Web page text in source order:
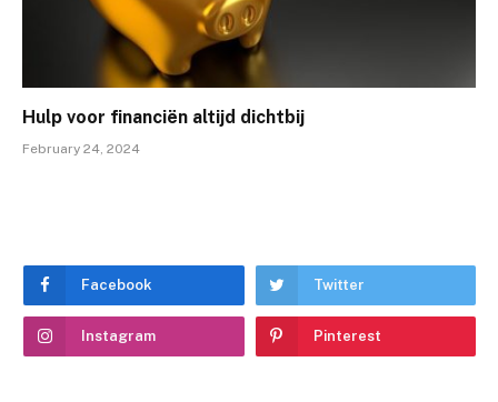
Hulp voor financiën altijd dichtbij
February 24, 2024
Facebook Twitter
Instagram Pinterest